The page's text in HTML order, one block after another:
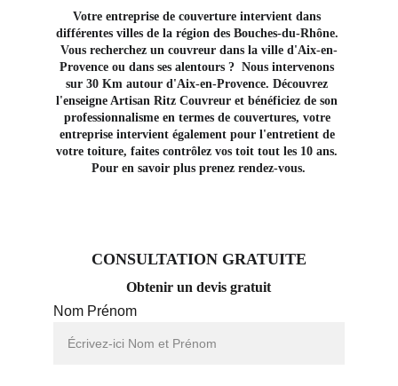
Nom Prénom
Votre entreprise de couverture intervient dans
différentes villes de la région des Bouches-du-Rhône.
Vous recherchez un couvreur dans la ville d'Aix-en-
Provence ou dans ses alentours ?  Nous intervenons
sur 30 Km autour d'Aix-en-Provence. Découvrez
l'enseigne Artisan Ritz Couvreur et bénéficiez de son
professionnalisme en termes de couvertures, votre
entreprise intervient également pour l'entretient de
votre toiture, faites contrôlez vos toit tout les 10 ans.
Pour en savoir plus prenez rendez-vous.
CONSULTATION GRATUITE
Obtenir un devis gratuit